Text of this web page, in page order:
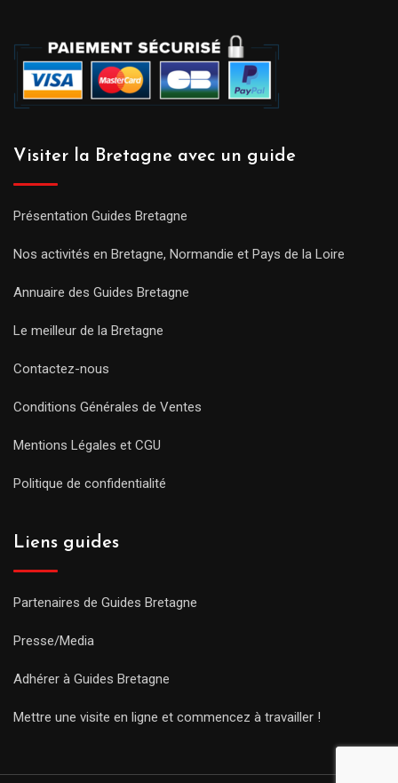
Visiter la Bretagne avec un guide
Présentation Guides Bretagne
Nos activités en Bretagne, Normandie et Pays de la Loire
Annuaire des Guides Bretagne
Le meilleur de la Bretagne
Contactez-nous
Conditions Générales de Ventes
Mentions Légales et CGU
Politique de confidentialité
Liens guides
Partenaires de Guides Bretagne
Presse/Media
Adhérer à Guides Bretagne
Mettre une visite en ligne et commencez à travailler !